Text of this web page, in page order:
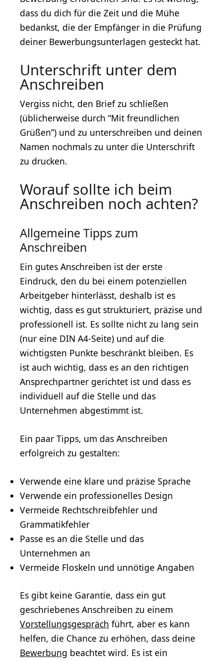
dass du dich für die Zeit und die Mühe
bedankst, die der Empfänger in die Prüfung
deiner Bewerbungsunterlagen gesteckt hat.
Unterschrift unter dem
Anschreiben
Vergiss nicht, den Brief zu schließen
(üblicherweise durch “Mit freundlichen
Grüßen”) und zu unterschreiben und deinen
Namen nochmals zu unter die Unterschrift
zu drucken.
Worauf sollte ich beim
Anschreiben noch achten?
Allgemeine Tipps zum
Anschreiben
Ein gutes Anschreiben ist der erste
Eindruck, den du bei einem potenziellen
Arbeitgeber hinterlässt, deshalb ist es
wichtig, dass es gut strukturiert, präzise und
professionell ist. Es sollte nicht zu lang sein
(nur eine DIN A4-Seite) und auf die
wichtigsten Punkte beschränkt bleiben. Es
ist auch wichtig, dass es an den richtigen
Ansprechpartner gerichtet ist und dass es
individuell auf die Stelle und das
Unternehmen abgestimmt ist.
Ein paar Tipps, um das Anschreiben
erfolgreich zu gestalten:
Verwende eine klare und präzise Sprache
Verwende ein professionelles Design
Vermeide Rechtschreibfehler und
Grammatikfehler
Passe es an die Stelle und das
Unternehmen an
Vermeide Floskeln und unnötige Angaben
Es gibt keine Garantie, dass ein gut
geschriebenes Anschreiben zu einem
Vorstellungsgespräch führt, aber es kann
helfen, die Chance zu erhöhen, dass deine
Bewerbung beachtet wird. Es ist ein